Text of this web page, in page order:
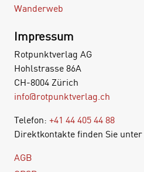
Wanderweb
Impressum
Rotpunktverlag AG
Hohlstrasse 86A
CH-8004 Zürich
info@rotpunktverlag.ch
Telefon: +41 44 405 44 88
Direktkontakte finden Sie unter
AGB